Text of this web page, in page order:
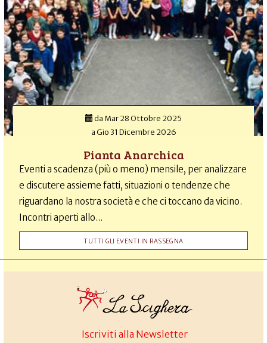
da Mar 28 Ottobre 2025
aGio 31 Dicembre 2026
Pianta Anarchica
Eventi a scadenza (più o meno) mensile, per analizzare
e discutere assieme fatti, situazioni o tendenze che
riguardano la nostra società e che ci toccano da vicino.
Incontri aperti allo...
TUTTI GLI EVENTI IN RASSEGNA
Iscriviti alla Newsletter